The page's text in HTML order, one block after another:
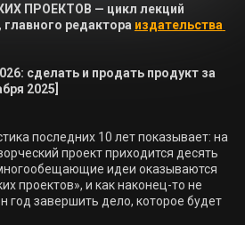
ПРОЕКТОВ — цикл лекций
редактора издательства
сделать и продать продукт за
последних 10 лет показывает: на
проект приходится десять
идеи оказываются
проектов», и как наконец-то не
год завершить дело, которое будет